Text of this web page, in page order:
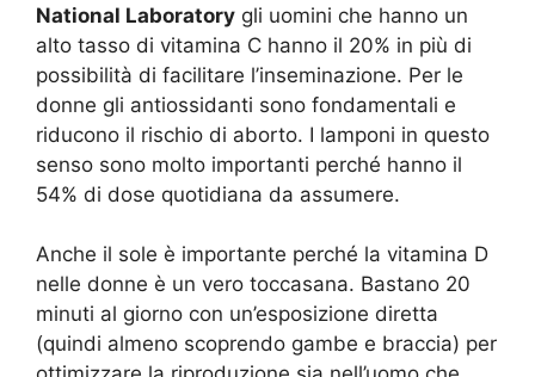
National Laboratory gli uomini che hanno un
alto tasso di vitamina C hanno il 20% in più di
possibilità di facilitare l’inseminazione. Per le
donne gli antiossidanti sono fondamentali e
riducono il rischio di aborto. I lamponi in questo
senso sono molto importanti perché hanno il
54% di dose quotidiana da assumere.
Anche il sole è importante perché la vitamina D
nelle donne è un vero toccasana. Bastano 20
minuti al giorno con un’esposizione diretta
(quindi almeno scoprendo gambe e braccia) per